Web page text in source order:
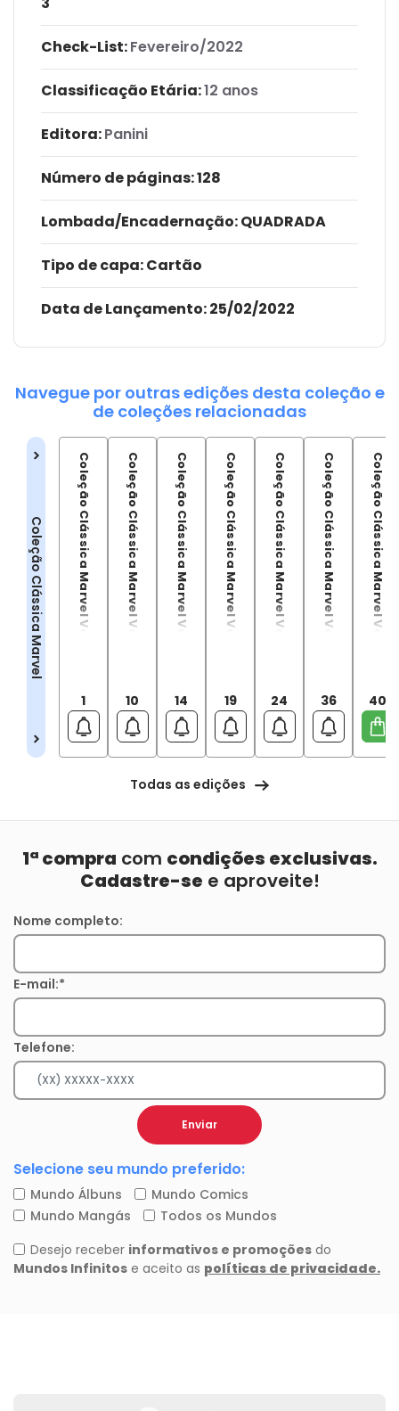
Check-List:Fevereiro/2022
Classificação Etária:12 anos
Editora:Panini
Número de páginas: 128
Lombada/Encadernação: QUADRADA
Tipo de capa:Cartão
Data de Lançamento:25/02/2022
Navegue por outras edições desta coleção e
de coleções relacionadas
Coleção Clássica MarvelColeção Clássica Marvel Vol.01 - Homem-Aranha Vol.01
1 Coleção Clássica Marvel Vol.10 - Homem-Aranha Vol.02
10 Coleção Clássica Marvel Vol.14 - Homem-Aranha Vol.03
14 Coleção Clássica Marvel Vol.19 - Homem-Aranha Vol.04
19 Coleção Clássica Marvel Vol.24 - Homem-Aranha Vol.05
24 Coleção Clássica Marvel Vol.36 - Homem-Aranha Vol.06
36 Coleção Clássica Marvel Vol.40 - Homem-Aranha Vol.07
40
Todas as edições